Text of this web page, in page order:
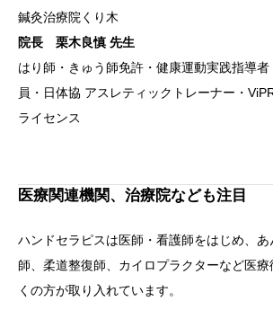
鍼灸治療院くり木
院長 栗木良慎 先生
はり師・きゅう師免許・健康運動実践指導
員・日体協 アスレティックトレーナー・
ライセンス
医療関連機関、治療院なども注目
ハンドセラピスは医師・看護師をはじめ、
師、柔道整復師、カイロプラクターなど医
くの方が取り入れています。